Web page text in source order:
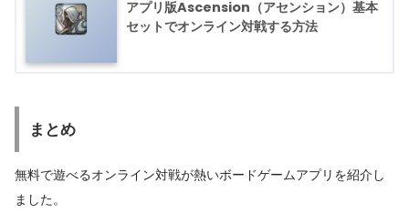
アプリ版Ascension（アセンション）基本
セットでオンライン対戦する方法
まとめ
無料で遊べるオンライン対戦が熱いボードゲームアプリを紹介し
ました。